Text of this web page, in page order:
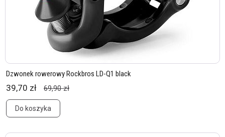
Dzwonek rowerowy Rockbros LD-Q1 black
39,70 zł 69,90 zł
Do koszyka